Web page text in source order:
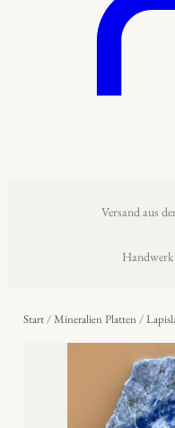
Versand aus
Handwerk
Start/Mineralien Platten/